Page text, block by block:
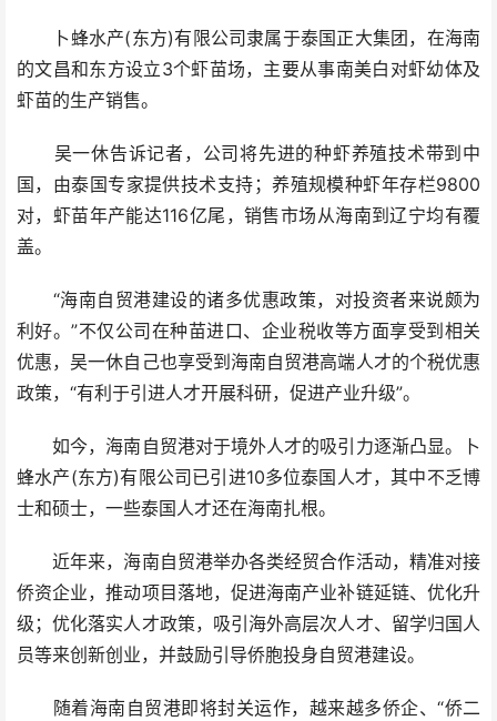
卜蜂水产(东方)有限公司隶属于泰国正大集团，在海南
的文昌和东方设立3个虾苗场，主要从事南美白对虾幼体及
虾苗的生产销售。
吴一休告诉记者，公司将先进的种虾养殖技术带到中
国，由泰国专家提供技术支持；养殖规模种虾年存栏9800
对，虾苗年产能达116亿尾，销售市场从海南到辽宁均有覆
盖。
“海南自贸港建设的诸多优惠政策，对投资者来说颇为
利好。”不仅公司在种苗进口、企业税收等方面享受到相关
优惠，吴一休自己也享受到海南自贸港高端人才的个税优惠
政策，“有利于引进人才开展科研，促进产业升级”。
如今，海南自贸港对于境外人才的吸引力逐渐凸显。卜
蜂水产(东方)有限公司已引进10多位泰国人才，其中不乏博
士和硕士，一些泰国人才还在海南扎根。
近年来，海南自贸港举办各类经贸合作活动，精准对接
侨资企业，推动项目落地，促进海南产业补链延链、优化升
级；优化落实人才政策，吸引海外高层次人才、留学归国人
员等来创新创业，并鼓励引导侨胞投身自贸港建设。
随着海南自贸港即将封关运作，越来越多侨企、“侨二